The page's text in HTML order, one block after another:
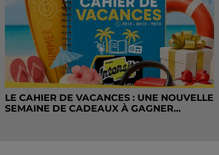
LE CAHIER DE VACANCES : UNE NOUVELLE
SEMAINE DE CADEAUX À GAGNER...